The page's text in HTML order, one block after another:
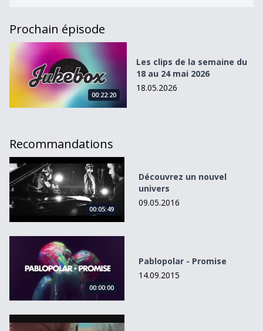
Prochain épisode
Les clips de la semaine du 18 au 24 mai 2026
00:22:20
Les clips de la semaine du
18 au 24 mai 2026
18.05.2026
Recommandations
Découvrez un nouvel univers
00:05:49
Découvrez un nouvel
univers
09.05.2016
Pablopolar - Promise
00:00:00
Pablopolar - Promise
14.09.2015
Koac de DIVVAS